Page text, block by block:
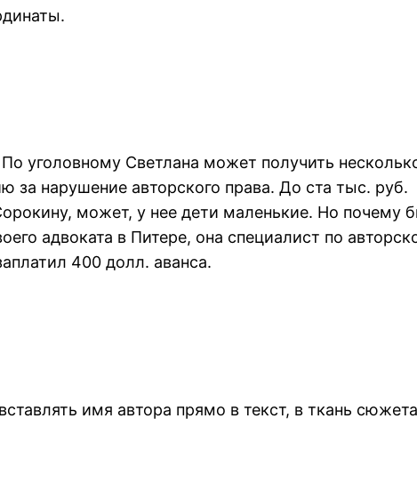
уголовному Светлана может получить
за нарушение авторского права. До ста тыс. руб.
может, у нее дети маленькие. Но почему
адвоката в Питере, она специалист по
400 долл. аванса.
имя автора прямо в текст, в ткань